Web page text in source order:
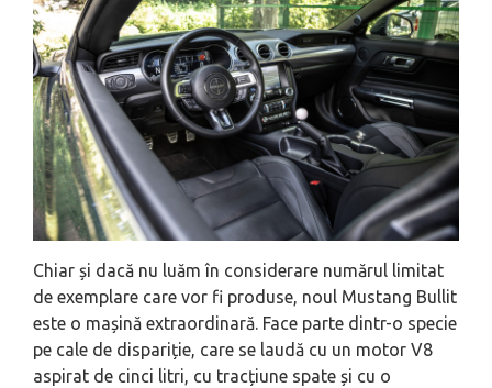
Chiar și dacă nu luăm în considerare numărul limitat
de exemplare care vor fi produse, noul Mustang Bullit
este o mașină extraordinară. Face parte dintr-o specie
pe cale de dispariție, care se laudă cu un motor V8
aspirat de cinci litri, cu tracțiune spate și cu o